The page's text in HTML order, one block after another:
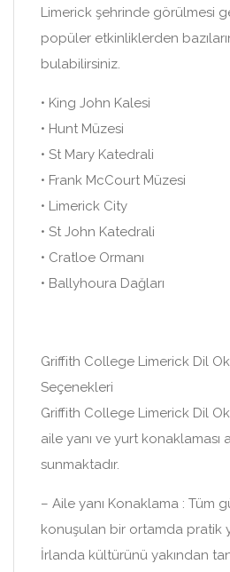
Limerick şehrinde görülmesi
popüler etkinliklerden
bulabilirsiniz.
• King John Kalesi
• Hunt Müzesi
• St Mary Katedrali
• Frank McCourt Müzesi
• Limerick City
• St John Katedrali
• Cratloe Ormanı
• Ballyhoura Dağları
Griffith College Limerick Dil
Seçenekleri
Griffith College Limerick Dil
aile yanı ve yurt konaklaması
sunmaktadır.
– Aile yanı Konaklama : Tüm
konuşulan bir ortamda pratik
İrlanda kültürünü yakından